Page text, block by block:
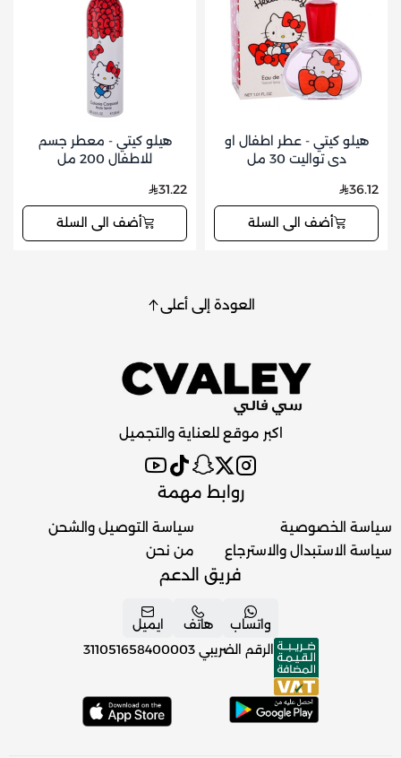
لخصائصه المرطبة والمغذية
إكسير الزيوت الخاصة: مزيج من الزيوت المختلفة، مثل زيت
الأفوكادو، وزيت الجوجوبا، وزيت الخروع، التي توفر تغذية
وترطيب إضافيين للشعر.
هيلو كيتي - عطر اطفال او
دي تواليت 30 مل
36.12
أضف الى السلة
هيلو كيتي - معطر جسم
للاطفال 200 مل
31.22
أضف الى السلة
العودة إلى أعلى
اكبر موقع للعناية والتجميل
روابط مهمة
سياسة الخصوصية
سياسة الاستبدال والاسترجاع
سياسة التوصيل والشحن
من نحن
فريق الدعم
واتساب هاتف
ايميل
الرقم الضريبي 311051658400003